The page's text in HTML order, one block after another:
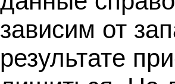
зависим от
результате